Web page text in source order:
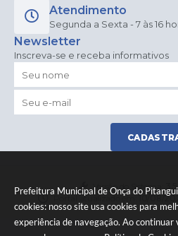
Prefeitura Municipal de Onça do
cookies: nosso site usa cookies para
experiência de navegação. Ao continuar
Atendimento
Segunda a Sexta - 7 às 16
Newsletter
Inscreva-se e receba informativos
Versão do Sistema:
Portal atualizado em:
10/08/